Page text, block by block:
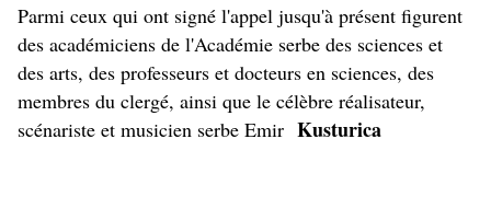
Parmi ceux qui ont signé l'appel jusqu'à présent figurent
des académiciens de l'Académie serbe des sciences et
des arts, des professeurs et docteurs en sciences, des
membres du clergé, ainsi que le célèbre réalisateur,
scénariste et musicien serbe Emir Kusturica